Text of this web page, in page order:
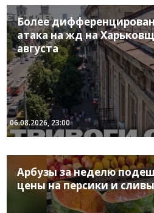
Более
атака на жд на
августа
06.08.2026, 23:00
Арбузы за неделю
цены на персики и